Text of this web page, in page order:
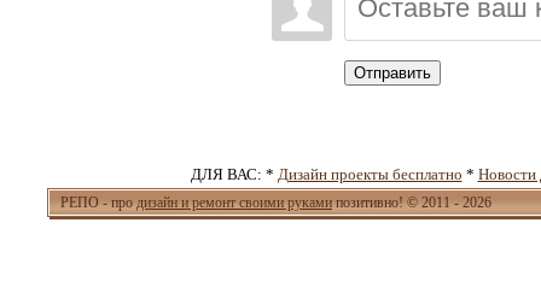
Отправить
ДЛЯ ВАС: * Дизайн проекты бесплатно * Новости
РЕПО - про дизайн и ремонт своими руками позитивно! © 2011 - 2026